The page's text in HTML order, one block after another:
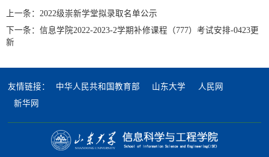
上一条： 2022级崇新学堂拟录取名单公示
下一条： 信息学院2022-2023-2学期补修课程（777）考试安排-0423更
新
友情链接： 中华人民共和国教育部 山东大学
人民网
新华网